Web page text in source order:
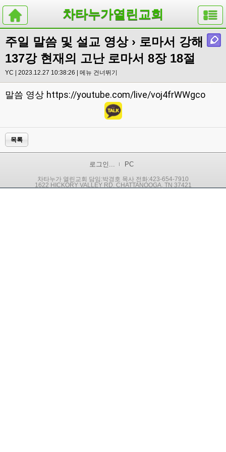
차타누가열린교회
주일 말씀 및 설교 영상› 로마서 강해
137강 현재의 고난 로마서 8장 18절
YC | 2023.12.27 10:38:26 | 메뉴 건너뛰기
말씀 영상 https://youtube.com/live/voj4frWWgco
목록
로그인... PC
차타누가 열린교회 담임:박경호 목사 전화:423-654-7910
1622 HICKORY VALLEY RD. CHATTANOOGA, TN 37421